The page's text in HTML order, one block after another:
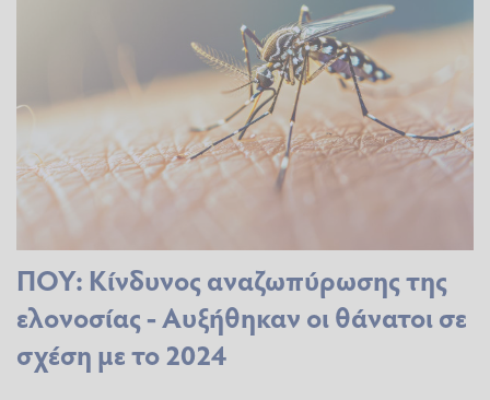
ΠΟΥ: Κίνδυνος αναζωπύρωσης της
ελονοσίας - Αυξήθηκαν οι θάνατοι σε
σχέση με το 2024